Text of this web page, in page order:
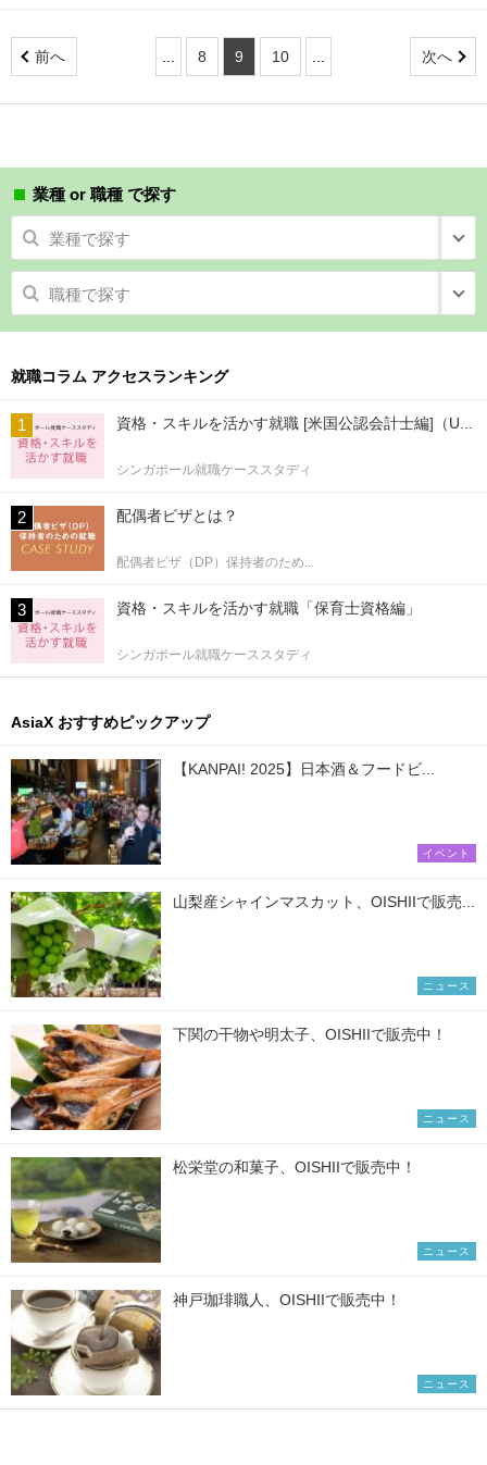
前へ 8 9 10 次へ
業種 or 職種 で探す
業種で探す
職種で探す
就職コラム アクセスランキング
資格・スキルを活かす就職 [米国公認会計士編]（U...
シンガポール就職ケーススタディ
配偶者ビザとは？
配偶者ビザ（DP）保持者のため...
資格・スキルを活かす就職「保育士資格編」
シンガポール就職ケーススタディ
AsiaX おすすめピックアップ
【KANPAI! 2025】日本酒＆フードビ...
イベント
山梨産シャインマスカット、OISHIIで販売...
ニュース
下関の干物や明太子、OISHIIで販売中！
ニュース
松栄堂の和菓子、OISHIIで販売中！
ニュース
神戸珈琲職人、OISHIIで販売中！
ニュース